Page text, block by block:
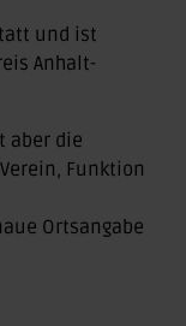
und ist
Anhalt-
aber die
Funktion
Ortsangabe